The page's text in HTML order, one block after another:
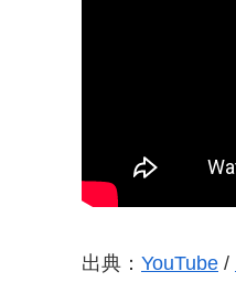
出典： YouTube /